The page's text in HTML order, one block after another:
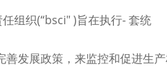
组织(“bsci" )旨在执行- 套统
发展政策，来监控和促进生